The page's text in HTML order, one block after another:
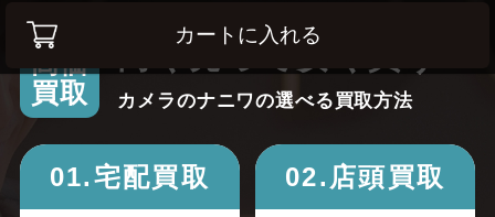
カートに入れる
高価
買取
高く売って安く買う！
カメラのナニワの選べる買取方法
01.宅配買取 02.店頭買取